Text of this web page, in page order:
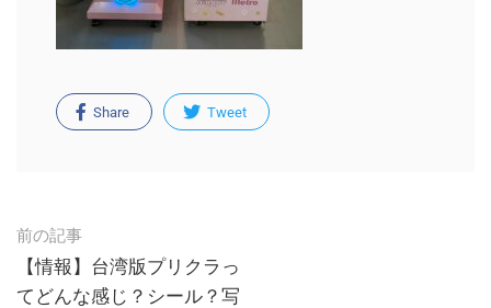
Share Tweet
Post
navigation
前の記事
【情報】台湾版プリクラっ
てどんな感じ？シール？写